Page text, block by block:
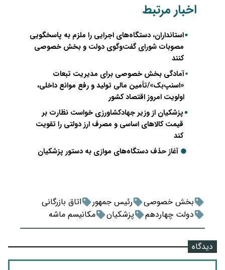
اخبار مرتبط
استانداران، دستگاه‌های اجرایی را ملزم به پاسخگویی
مصوبات شورای گفت‌وگوی دولت و بخش خصوصی
کنند
آمادگی بخش خصوصی برای مدیریت تبعات
«اسنپ‌بک»/تأمین مالی تولید و رفع موانع داخلی،
اولویت امروز اقتصاد کشور
پزشکیان از وزیر جهادکشاورزی خواست نظارت بر
قیمت کالاهای اساسی و مصرف ارز دولتی را تقویت
کند
آغاز حذف دستگاه‌های موازی به دستور پزشکیان
بخش خصوصی رئیس جمهور
اتاق بازرگانی
دولت چهاردهم
پزشکیان مکانیسم ماشه
دیدگاه